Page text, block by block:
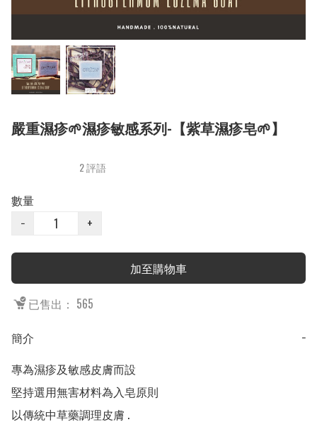
嚴重濕疹🌱濕疹敏感系列-【紫草濕疹皂🌱】
2 評語
數量
−
+
加至購物車
已售出： 565
簡介
−
專為濕疹及敏感皮膚而設
堅持選用無害材料為入皂原則
以傳統中草藥調理皮膚 .